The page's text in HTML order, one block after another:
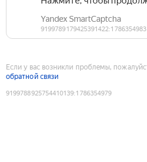
Если у вас возникли проблемы,
обратной связи
9199788925754410139:1786354979